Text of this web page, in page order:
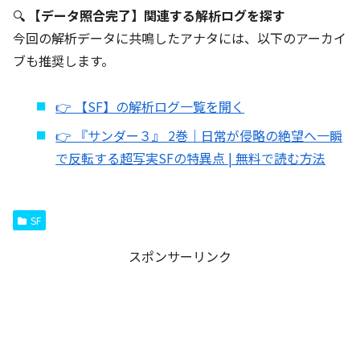
🔍 【データ照合完了】関連する解析ログを探す
今回の解析データに共鳴したアナタには、以下のアーカイ
ブも推奨します。
👉 【SF】の解析ログ一覧を開く
👉 『サンダー３』 2巻｜日常が侵略の絶望へ一瞬
で反転する超写実SFの特異点 | 無料で読む方法
SF
スポンサーリンク